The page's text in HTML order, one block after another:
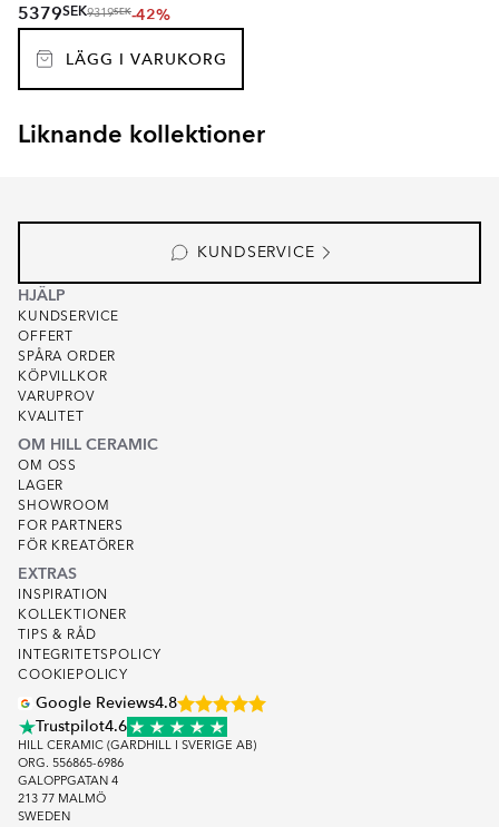
5379SEK9319SEK-42%
LÄGG I VARUKORG
Liknande kollektioner
ORVIANE
KUNDSERVICE
HJÄLP
KUNDSERVICE
OFFERT
SPÅRA ORDER
KÖPVILLKOR
VARUPROV
KVALITET
OM HILL CERAMIC
OM OSS
LAGER
SHOWROOM
FOR PARTNERS
FÖR KREATÖRER
EXTRAS
INSPIRATION
KOLLEKTIONER
TIPS & RÅD
INTEGRITETSPOLICY
COOKIEPOLICY
Google Reviews4.8
Trustpilot4.6
HILL CERAMIC (GARDHILL I SVERIGE AB)
ORG. 556865-6986
GALOPPGATAN 4
213 77 MALMÖ
SWEDEN